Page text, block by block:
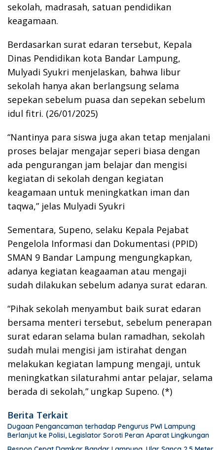
sekolah, madrasah, satuan pendidikan
keagamaan.
Berdasarkan surat edaran tersebut, Kepala
Dinas Pendidikan kota Bandar Lampung,
Mulyadi Syukri menjelaskan, bahwa libur
sekolah hanya akan berlangsung selama
sepekan sebelum puasa dan sepekan sebelum
idul fitri. (26/01/2025)
“Nantinya para siswa juga akan tetap menjalani
proses belajar mengajar seperi biasa dengan
ada pengurangan jam belajar dan mengisi
kegiatan di sekolah dengan kegiatan
keagamaan untuk meningkatkan iman dan
taqwa,” jelas Mulyadi Syukri
Sementara, Supeno, selaku Kepala Pejabat
Pengelola Informasi dan Dokumentasi (PPID)
SMAN 9 Bandar Lampung mengungkapkan,
adanya kegiatan keagaaman atau mengaji
sudah dilakukan sebelum adanya surat edaran.
“Pihak sekolah menyambut baik surat edaran
bersama menteri tersebut, sebelum penerapan
surat edaran selama bulan ramadhan, sekolah
sudah mulai mengisi jam istirahat dengan
melakukan kegiatan lampung mengaji, untuk
meningkatkan silaturahmi antar pelajar, selama
berada di sekolah,” ungkap Supeno. (*)
Berita Terkait
Dugaan Pengancaman terhadap Pengurus PWI Lampung
Berlanjut ke Polisi, Legislator Soroti Peran Aparat Lingkungan